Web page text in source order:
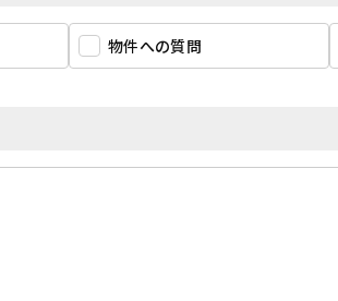
物件への質問